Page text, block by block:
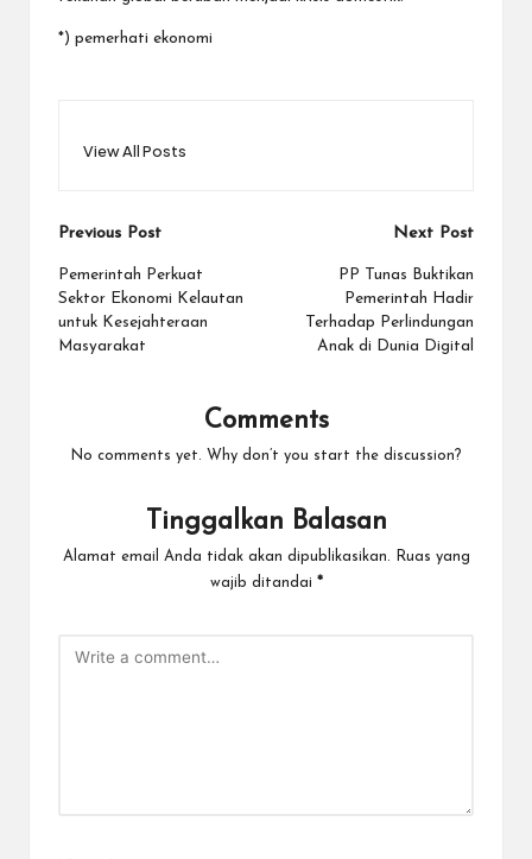
*) pemerhati ekonomi
View All Posts
Post
navigation
Previous Post
Pemerintah Perkuat
Sektor Ekonomi Kelautan
untuk Kesejahteraan
Masyarakat
Next Post
PP Tunas Buktikan
Pemerintah Hadir
Terhadap Perlindungan
Anak di Dunia Digital
Comments
No comments yet. Why don’t you start the discussion?
Tinggalkan Balasan
Alamat email Anda tidak akan dipublikasikan.
Ruas yang
wajib ditandai *